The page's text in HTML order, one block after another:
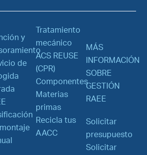
y
de
Tratamiento
mecánico
ACS REUSE
(CPR)
Componentes
Materias
primas
Recicla tus
AACC
MÁS
INFORMACIÓN
SOBRE
GESTIÓN
RAEE
Solicitar
presupuesto
Solicitar